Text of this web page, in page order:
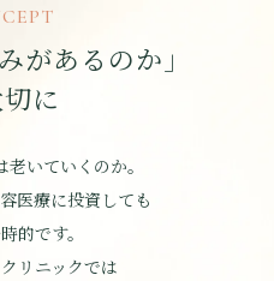
があるのか」
に
いていくのか。
医療に投資しても
的です。
リニックでは